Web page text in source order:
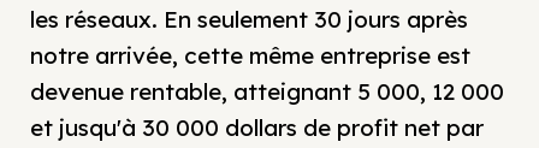
les réseaux. En seulement 30 jours après
notre arrivée, cette même entreprise est
devenue rentable, atteignant 5 000, 12 000
et jusqu'à 30 000 dollars de profit net par